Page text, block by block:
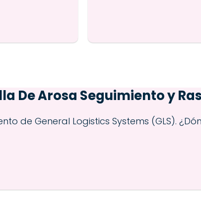
De Arosa Seguimiento y
de General Logistics Systems (GLS).